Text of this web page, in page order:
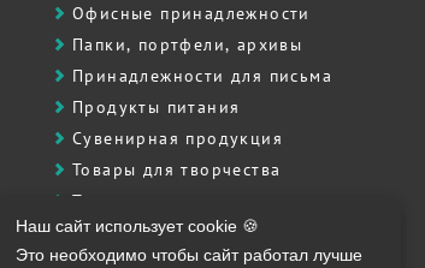
Офисные принадлежности
Папки, портфели, архивы
Принадлежности для письма
Продукты питания
Сувенирная продукция
Товары для творчества
Товары для школы
Хозяйственные товары
Штемпельная продукция
Наш сайт использует cookie 🍪
Это необходимо чтобы сайт работал лучше